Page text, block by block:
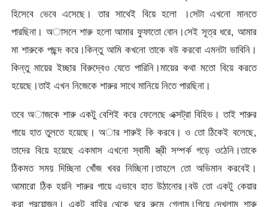
হিসেবে ভেবে এসেছে। তার সাথেই বিয়ে হলো ।সেটা এখনো মানতে
পারছিনা। অাসলে শারু হলো আমার ফুফাতো বোন।সেই সূত্র ধরে, আমার
মা শারুকে পছন্দ করে।কিন্তু আমি কখনো তাকে বউ করবো এমনটা ভাবিনি।
কিন্তু মায়ের ইচ্ছার বিরুদ্বেও যেতে পারিনি।মায়ের কথা মতো বিয়ে করতে
হয়েছে।তাই এখন নিজেকে শারুর সাথে মানিয়ে নিতে পারছিনা।
তবে অাজকে শারু একটু বেশিই করে ফেলেছে এক্সট্রা বিহিভ। তাই শারুর
গায়ে হাত তুলতে হয়েছে। অার শারুই কি করবে। ও তো ঠিকেই বলেছে,
তাদের বিয়ে হয়েছে একমাস এখনো স্বামী স্ত্রী সম্পর্ক গড়ে ওঠেনি।তাকে
ঠিকমত সময় দিচ্ছিনা খোঁজ খবর নিচ্ছিনা।তাহলে তো অভিমান করবেই।
আমারো ঠিক হয়নি শারুর গায়ে এভাবে হাত উঠানোর।বউ তো একটু কেয়ার
করা প্রয়োজন। একটু বাহির থেকে ঘুরে রুমে গেলাম।গিয়ে দেখলাম শারু